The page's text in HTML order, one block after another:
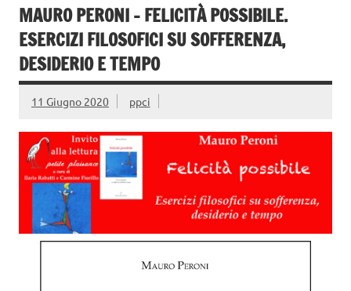
MAURO PERONI – FELICITÀ POSSIBILE.
ESERCIZI FILOSOFICI SU SOFFERENZA,
DESIDERIO E TEMPO
11 Giugno 2020 ppci